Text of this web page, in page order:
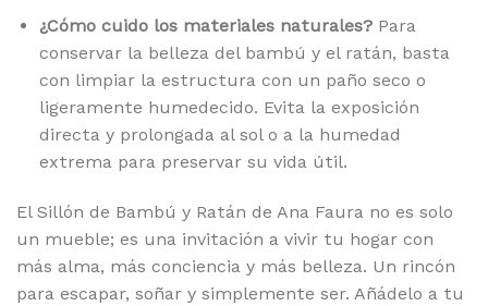
¿Cómo cuido los materiales naturales?Para
conservar la belleza del bambú y el ratán, basta
con limpiar la estructura con un paño seco o
ligeramente humedecido. Evita la exposición
directa y prolongada al sol o a la humedad
extrema para preservar su vida útil.
El Sillón de Bambú y Ratán de Ana Faura no es solo
un mueble; es una invitación a vivir tu hogar con
más alma, más conciencia y más belleza. Un rincón
para escapar, soñar y simplemente ser. Añádelo a tu